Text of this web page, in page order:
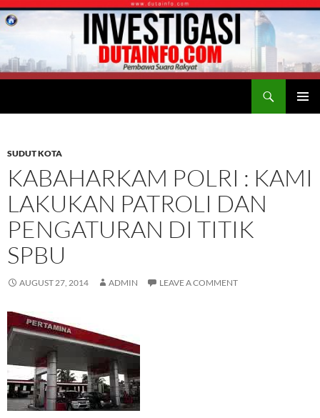
SUDUT KOTA
KABAHARKAM POLRI : KAMI
LAKUKAN PATROLI DAN
PENGATURAN DI TITIK
SPBU
AUGUST 27, 2014 ADMIN LEAVE A COMMENT